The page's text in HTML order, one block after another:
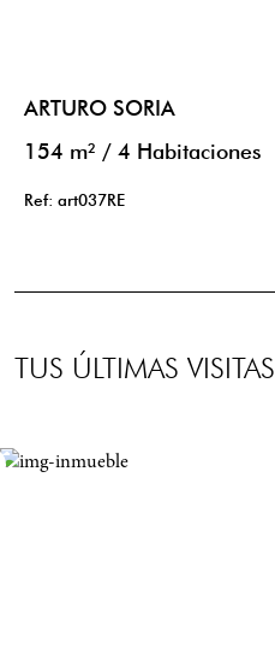
ARTURO SORIA
154 m² / 4 Habitaciones
Ref: art037RE
TUS ÚLTIMAS VISITAS